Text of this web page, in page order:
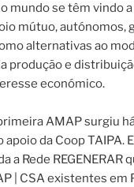
mundo se têm vindo
mútuo, autónomos,
alternativas ao
produção e
económico.
AMAP surgiu
apoio da Coop TAIPA.
a Rede REGENERAR
| CSA existentes em